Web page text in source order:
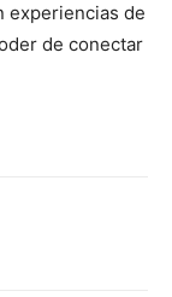
experiencias de
de conectar